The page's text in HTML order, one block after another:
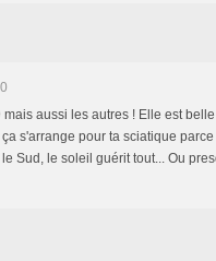
aussi les autres ! Elle est
s'arrange pour ta sciatique
Sud, le soleil guérit tout... Ou